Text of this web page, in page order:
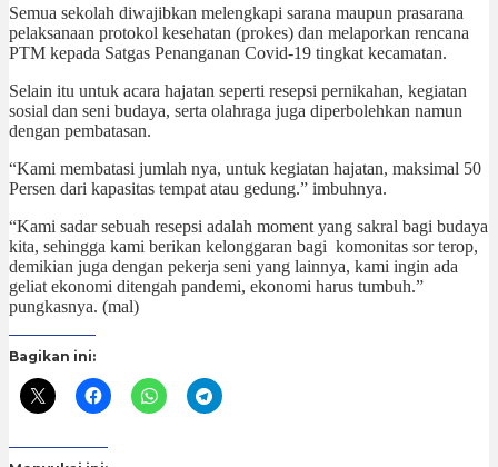
Semua sekolah diwajibkan melengkapi sarana maupun prasarana
pelaksanaan protokol kesehatan (prokes) dan melaporkan rencana
PTM kepada Satgas Penanganan Covid-19 tingkat kecamatan.
Selain itu untuk acara hajatan seperti resepsi pernikahan, kegiatan
sosial dan seni budaya, serta olahraga juga diperbolehkan namun
dengan pembatasan.
“Kami membatasi jumlah nya, untuk kegiatan hajatan, maksimal 50
Persen dari kapasitas tempat atau gedung.” imbuhnya.
“Kami sadar sebuah resepsi adalah moment yang sakral bagi budaya
kita, sehingga kami berikan kelonggaran bagi komonitas sor terop,
demikian juga dengan pekerja seni yang lainnya, kami ingin ada
geliat ekonomi ditengah pandemi, ekonomi harus tumbuh.”
pungkasnya. (mal)
Bagikan ini: